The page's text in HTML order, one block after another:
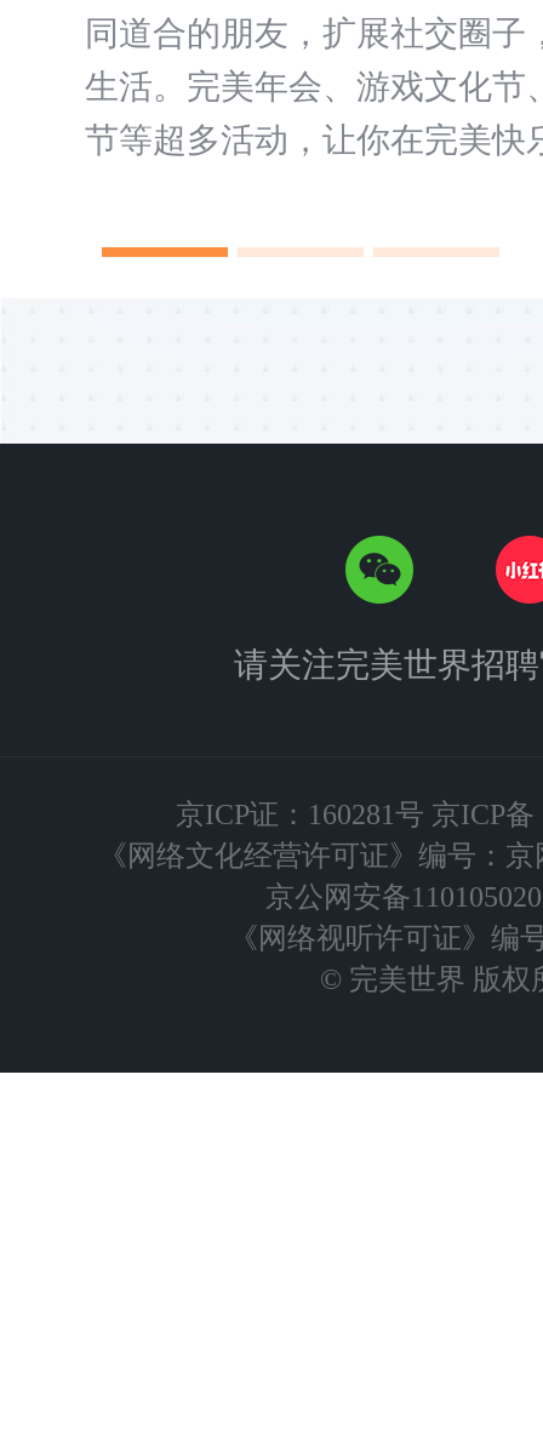
同道合的朋友，扩展社交圈子
生活。完美年会、游戏文化节
节等超多活动，让你在完美快
请关注完美世界招
京ICP证：160281号 京ICP备
《网络文化经营许可证》编号：
京公网安备
《网络视听许可证》编
© 完美世界 版权